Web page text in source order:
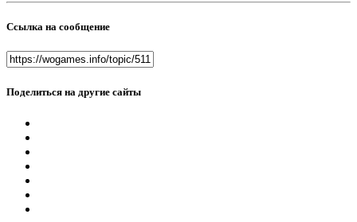
Ссылка на сообщение
Поделиться на другие сайты